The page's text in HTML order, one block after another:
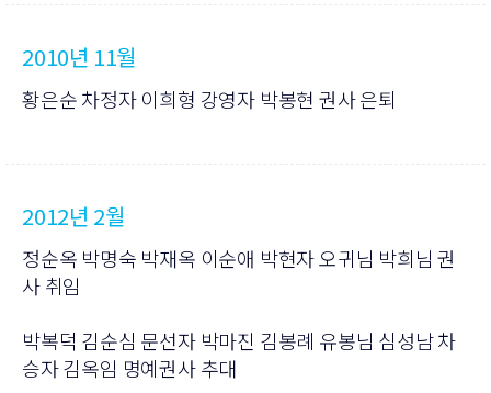
2010년 11월
황은순 차정자 이희형 강영자 박봉현 권사 은퇴
2012년 2월
정순옥 박명숙 박재옥 이순애 박현자 오귀님 박희님 권
사 취임
박복덕 김순심 문선자 박마진 김봉례 유봉님 심성남 차
승자 김옥임 명예권사 추대